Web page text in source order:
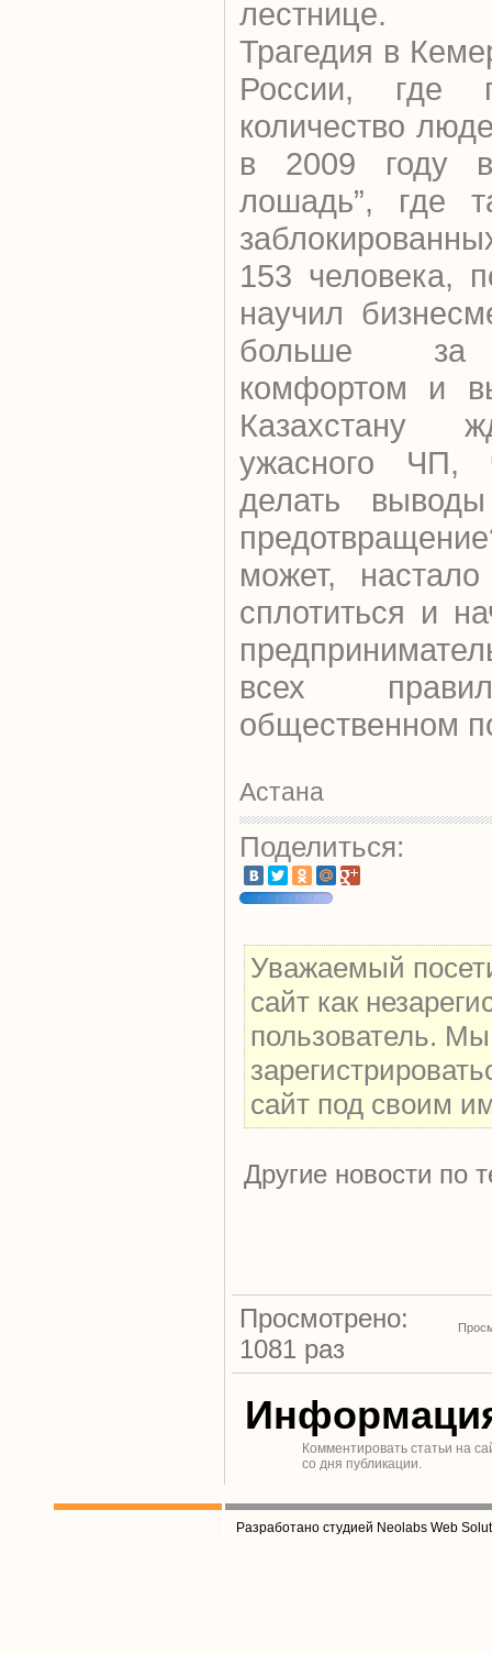
лестнице.
Трагедия в
России, где
количество
в 2009 году
лошадь”, где
153 человека,
научил
больше за
комфортом и
Казахстану
ужасного ЧП,
делать
может,
сплотиться и
всех
общественном
Астана
Поделиться:
Уважаемый
сайт как
пользователь.
сайт под своим
Другие новости по
Просмотрено:
1081 раз
Комментировать статьи на
со дня публикации.
Разработано студией Neolabs Web